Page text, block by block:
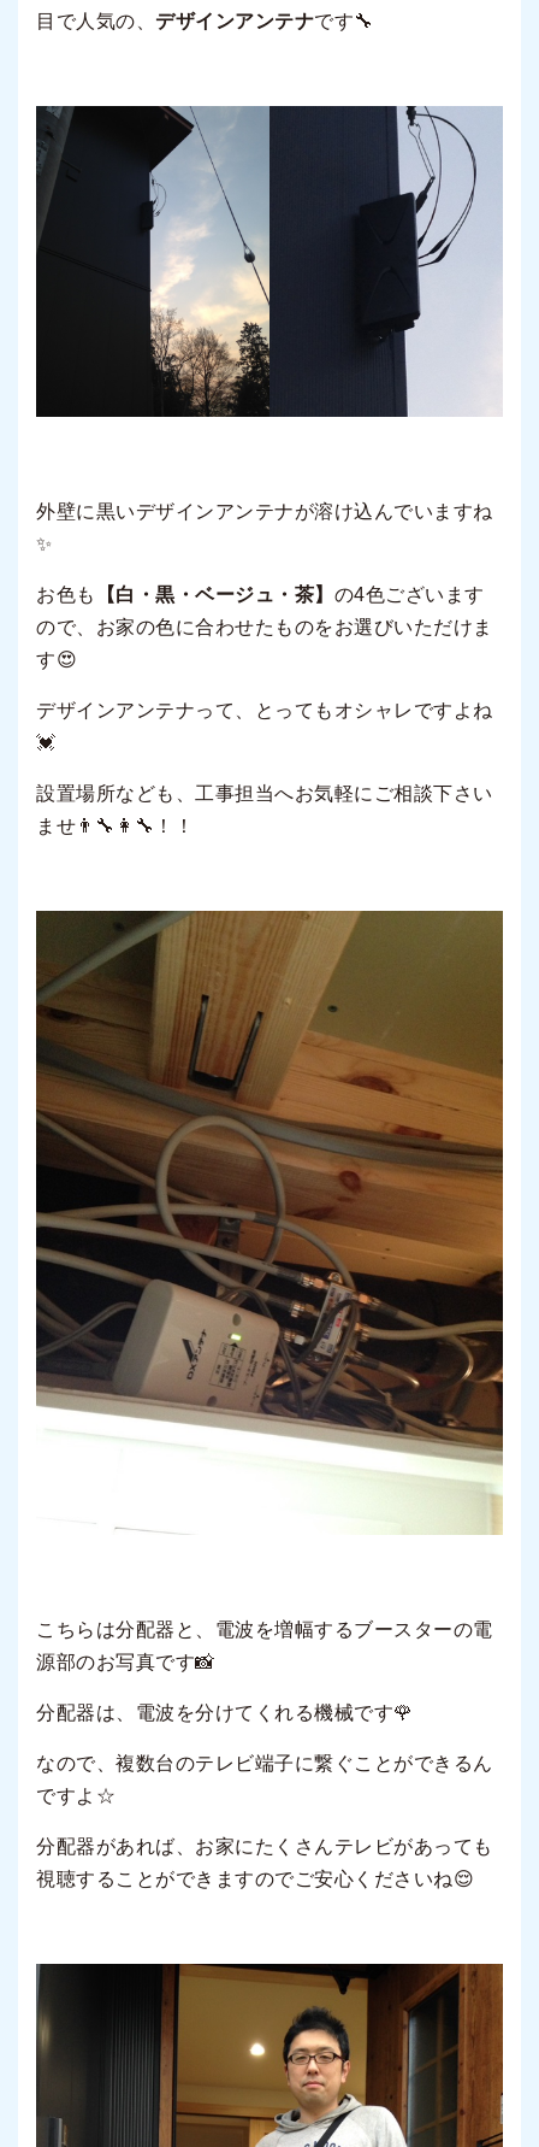
目で人気の、 デザインアンテナです🔧
外壁に黒いデザインアンテナが溶け込んでいますね
✨
お色も 【白・黒・ベージュ・茶】 の4色ございます
ので、お家の色に合わせたものをお選びいただけま
す😍
デザインアンテナって、とってもオシャレですよね
💓
設置場所なども、工事担当へお気軽にご相談下さい
ませ👨‍🔧👩‍🔧！！
こちらは分配器と、電波を増幅するブースターの電
源部のお写真です📸
分配器は、電波を分けてくれる機械です🌹
なので、複数台のテレビ端子に繋ぐことができるん
ですよ☆
分配器があれば、お家にたくさんテレビがあっても
視聴することができますのでご安心くださいね😌